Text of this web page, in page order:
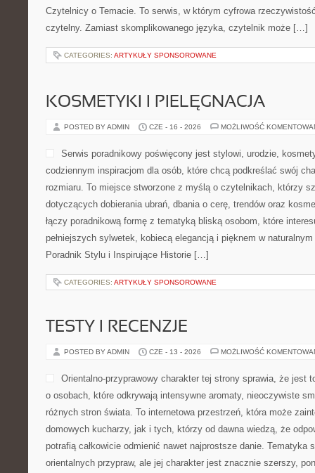
Czytelnicy o Temacie. To serwis, w którym cyfrowa
czytelny. Zamiast skomplikowanego języka, czytelnik może […]
CATEGORIES: ARTYKUŁY SPONSOROWANE
KOSMETYKI I PIELĘGNACJA
POSTED BY ADMIN CZE - 16 - 2026 MOŻLIWOŚĆ
Serwis poradnikowy poświęcony jest stylowi, urodzie,
codziennym inspiracjom dla osób, które chcą podkreślać swój
rozmiaru. To miejsce stworzone z myślą o czytelnikach, którzy
dotyczących dobierania ubrań, dbania o cerę, trendów oraz
łączy poradnikową formę z tematyką bliską osobom, które
pełniejszych sylwetek, kobiecą elegancją i pięknem w
Poradnik Stylu i Inspirujące Historie […]
CATEGORIES: ARTYKUŁY SPONSOROWANE
TESTY I RECENZJE
POSTED BY ADMIN CZE - 13 - 2026 MOŻLIWOŚĆ
Orientalno-przyprawowy charakter tej strony sprawia, że jest
o osobach, które odkrywają intensywne aromaty, nieoczywiste
różnych stron świata. To internetowa przestrzeń, która może
domowych kucharzy, jak i tych, którzy od dawna wiedzą, że
potrafią całkowicie odmienić nawet najprostsze danie. Tematyka
orientalnych przypraw, ale jej charakter jest znacznie szerszy,